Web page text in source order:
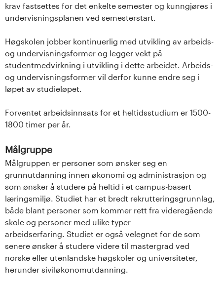
krav fastsettes for det enkelte semester og kunngjøres i
undervisningsplanen ved semesterstart.
Høgskolen jobber kontinuerlig med utvikling av arbeids-
og undervisningsformer og legger vekt på
studentmedvirkning i utvikling i dette arbeidet. Arbeids-
og undervisningsformer vil derfor kunne endre seg i
løpet av studieløpet.
Forventet arbeidsinnsats for et heltidsstudium er 1500-
1800 timer per år.
Målgruppe
Målgruppen er personer som ønsker seg en
grunnutdanning innen økonomi og administrasjon og
som ønsker å studere på heltid i et campus-basert
læringsmiljø. Studiet har et bredt rekrutteringsgrunnlag,
både blant personer som kommer rett fra videregående
skole og personer med ulike typer
arbeidserfaring. Studiet er også velegnet for de som
senere ønsker å studere videre til mastergrad ved
norske eller utenlandske høgskoler og universiteter,
herunder siviløkonomutdanning.